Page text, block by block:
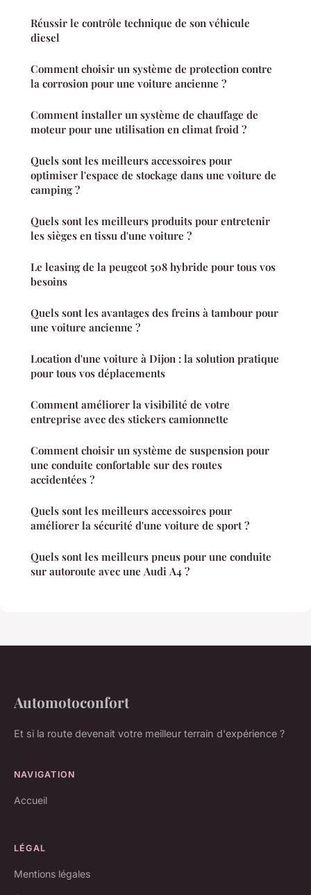
Réussir le contrôle technique de son véhicule
diesel
Comment choisir un système de protection contre
la corrosion pour une voiture ancienne ?
Comment installer un système de chauffage de
moteur pour une utilisation en climat froid ?
Quels sont les meilleurs accessoires pour
optimiser l'espace de stockage dans une voiture de
camping ?
Quels sont les meilleurs produits pour entretenir
les sièges en tissu d'une voiture ?
Le leasing de la peugeot 508 hybride pour tous vos
besoins
Quels sont les avantages des freins à tambour pour
une voiture ancienne ?
Location d'une voiture à Dijon : la solution pratique
pour tous vos déplacements
Comment améliorer la visibilité de votre
entreprise avec des stickers camionnette
Comment choisir un système de suspension pour
une conduite confortable sur des routes
accidentées ?
Quels sont les meilleurs accessoires pour
améliorer la sécurité d'une voiture de sport ?
Quels sont les meilleurs pneus pour une conduite
sur autoroute avec une Audi A4 ?
Automotoconfort
Et si la route devenait votre meilleur terrain d'expérience ?
NAVIGATION
Accueil
LÉGAL
Mentions légales